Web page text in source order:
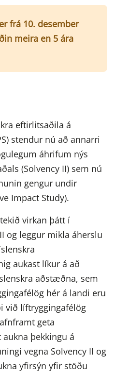
frá 10. desember
meira en 5 ára
eftirlitsaðila á
stendur nú að annarri
áhrifum nýs
(Solvency II) sem nú
gengur undir
Impact Study).
virkan þátt í
og leggur mikla áherslu
aukast líkur á að
aðstæðna, sem
hér á landi eru
við líftryggingafélög
geta
þekkingu á
vegna Solvency II og
yfirsýn yfir stöðu